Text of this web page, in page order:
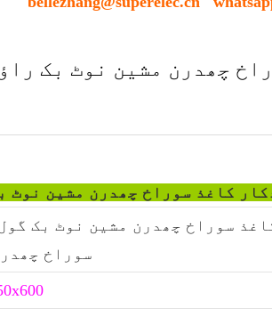
چھدرن مشین نوٹ بک
کاغذ سوراخ چھدرن مشین نوٹ
سوراخ